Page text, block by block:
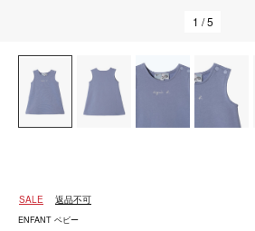
1 / 5
SALE 返品不可
ENFANT ベビー